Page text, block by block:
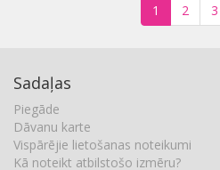
1 2 3
Sadaļas
Piegāde
Dāvanu karte
Vispārējie lietošanas noteikumi
Kā noteikt atbilstošo izmēru?